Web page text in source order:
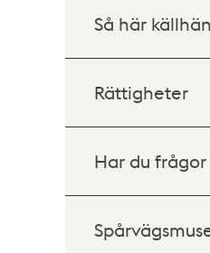
Så här
Rättigheter
Har du